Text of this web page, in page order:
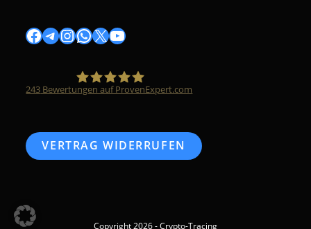
Facebook
Telegram
Instagram
WhatsApp
X YouTube
243 Bewertungen auf ProvenExpert.com
VERTRAG WIDERRUFEN
Copyright 2026 - Crypto-Tracing